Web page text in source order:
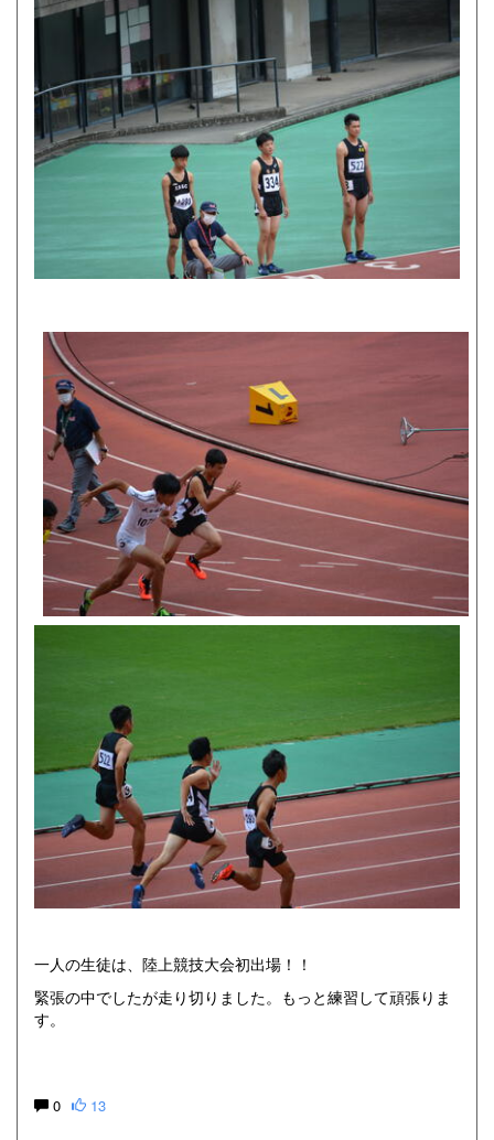
一人の生徒は、陸上競技大会初出場！！
緊張の中でしたが走り切りました。もっと練習して頑張りま
す。
0 13